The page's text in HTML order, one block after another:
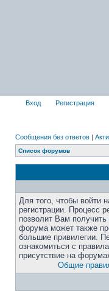
Вход Регистрация
Сообщения без ответов |
Список форумов
Для того, чтобы войти
регистрации. Процесс
позволит Вам
форума может также
большие привилегии.
ознакомиться с
присутствие на
Общие